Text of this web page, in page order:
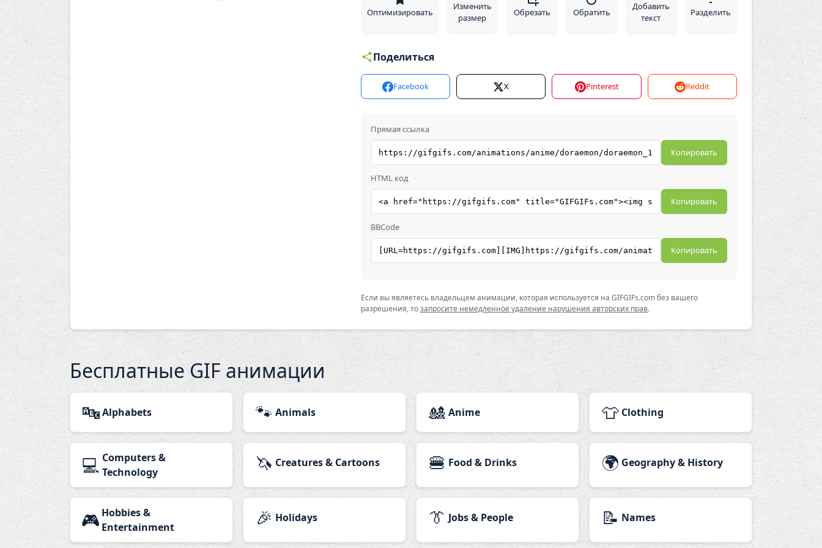
Оптимизировать
Изменить
размер
Обрезать Обратить
Добавить
текст
Разделить
Поделиться
Facebook X Pinterest Reddit
Прямая ссылка
Копировать
HTML код
Копировать
BBCode
Копировать
Если вы являетесь владельцем анимации, которая используется на GIFGIFs.com без вашего
разрешения, тозапросите немедленное удаление нарушения авторских прав.
Бесплатные GIF анимации
🔤Alphabets 🐾 Animals 🎎 Anime 👕 Clothing
💻 Computers &
Technology
🦄 Creatures & Cartoons 🍔 Food & Drinks 🌍 Geography & History
🎮 Hobbies &
Entertainment
🎉 Holidays 👔 Jobs & People 📝 Names